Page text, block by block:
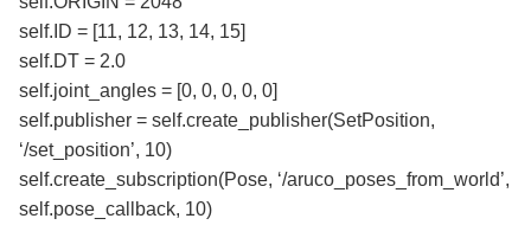
self.ID = [11, 12, 13, 14, 15]
self.DT = 2.0
self.joint_angles = [0, 0, 0, 0, 0]
self.publisher = self.create_publisher(SetPosition,
‘/set_position’, 10)
self.create_subscription(Pose, ‘/aruco_poses_from_world’,
self.pose_callback, 10)